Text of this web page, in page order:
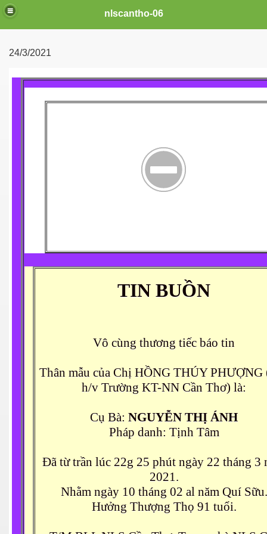
nlscantho-06
24/3/2021
TIN BUỒN
Vô cùng thương tiếc báo tin
Thân mẫu của Chị HỒNG THÚY PHƯỢNG
h/v Trường KT-NN Cần Thơ) là:
Cụ Bà: NGUYỄN THỊ ÁNH
Pháp danh: Tịnh Tâm
Đã từ trần lúc 22g 25 phút ngày 22 tháng 3
2021.
Nhằm ngày 10 tháng 02 al năm Quí Sữu.
Hưởng Thượng Thọ 91 tuổi.